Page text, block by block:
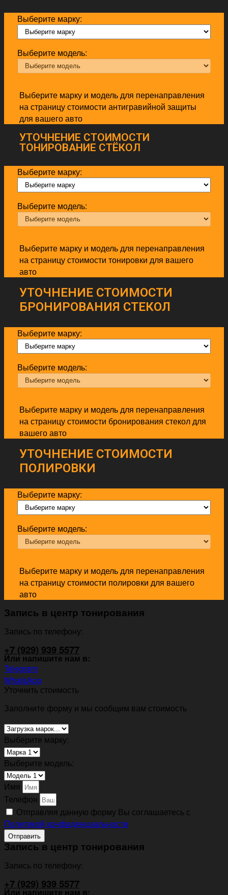
Выберите марку:
Выберите модель:
Выберите марку и модель для перенаправления
на страницу стоимости антигравийной защиты
для вашего авто
УТОЧНЕНИЕ СТОИМОСТИ
ТОНИРОВАНИЕ СТЁКОЛ
Выберите марку:
Выберите модель:
Выберите марку и модель для перенаправления
на страницу стоимости тонировки для вашего
авто
УТОЧНЕНИЕ СТОИМОСТИ
БРОНИРОВАНИЯ СТЕКОЛ
Выберите марку:
Выберите модель:
Выберите марку и модель для перенаправления
на страницу стоимости бронирования стекол для
вашего авто
УТОЧНЕНИЕ СТОИМОСТИ
ПОЛИРОВКИ
Выберите марку:
Выберите модель:
Выберите марку и модель для перенаправления
на страницу стоимости полировки для вашего
авто
Запись в центр тонирования
Запись по телефону:
+7 (929) 939 5577
Или напишите нам в:
Telegram
WhatsApp
Уточнить стоимость
Заполните форму и мы сообщим вам стоимость
Выберите марку:
Выберите модель:
Имя
Телефон
Отправляя данную форму Вы соглашаетесь с
Политикой конфиденциальности
Отправить
Запись в центр тонирования
Запись по телефону:
+7 (929) 939 5577
Или напишите нам в: